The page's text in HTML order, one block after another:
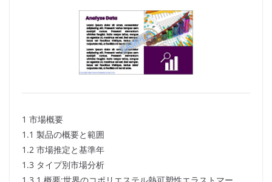
1 市場概要
1.1 製品の概要と範囲
1.2 市場推定と基準年
1.3 タイプ別市場分析